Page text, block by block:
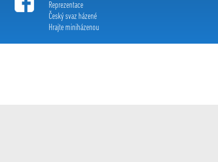
Reprezentace
Český svaz házené
Hrajte miniházenou